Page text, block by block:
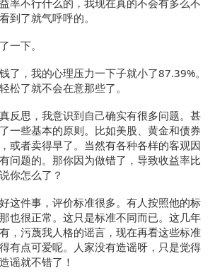
到了就气呼呼的。
一下。
了，我的心理压力一下子就小了87.39%。
松了就不会在意那些了。
反思，我意识到自己确实有很多问题。甚
一些基本的原则。比如美股、黄金和债券
或者卖得早了。当然有各种各样的客观因
问题的。那你因为做错了，导致收益率比
你怎么了？
这件事，评价标准很多。有人按照他的标
也很正常。这只是标准不同而已。这几年
，污蔑我人格的谣言，现在再看这些标准
有点可爱呢。人家没有造谣呀，只是觉得
谣就不错了！